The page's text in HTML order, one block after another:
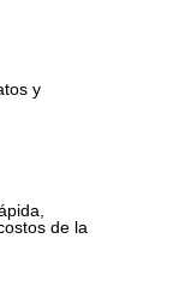
y
de la